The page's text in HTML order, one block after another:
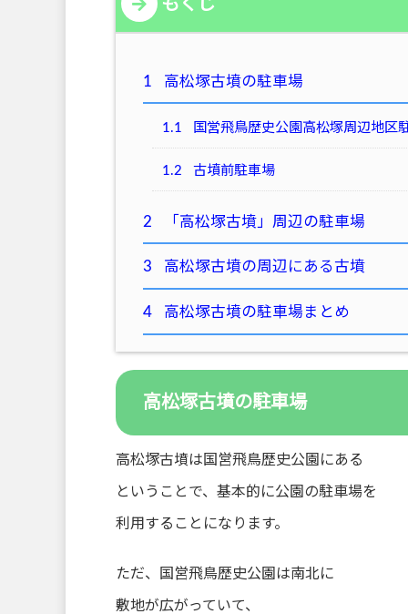
もくじ
1 高松塚古墳の駐車場
1.1 国営飛鳥歴史公園高松塚周辺地区
1.2 古墳前駐車場
2 「高松塚古墳」周辺の駐車場
3 高松塚古墳の周辺にある古墳
4 高松塚古墳の駐車場まとめ
高松塚古墳の駐車場
高松塚古墳は国営飛鳥歴史公園にある
ということで、基本的に公園の駐車場を
利用することになります。
ただ、国営飛鳥歴史公園は南北に
敷地が広がっていて、